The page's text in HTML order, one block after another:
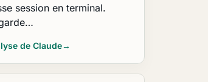
session en terminal.
de Claude→